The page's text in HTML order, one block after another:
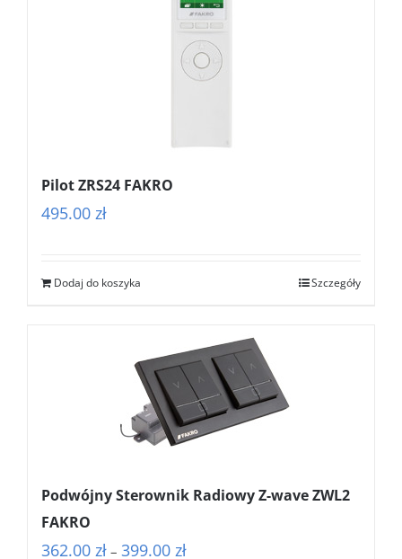
Pilot ZRS24 FAKRO
495.00 zł
Dodaj do koszyka Szczegóły
Podwójny Sterownik Radiowy Z-wave ZWL2
FAKRO
362.00 zł – 399.00 złZakres